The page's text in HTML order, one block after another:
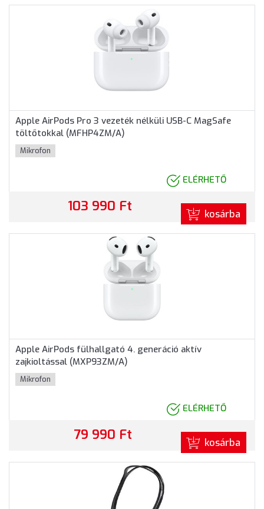
Apple AirPods Pro 3 vezeték nélküli USB-C MagSafe
töltőtokkal (MFHP4ZM/A)
Mikrofon
ELÉRHETŐ
103 990 Ft kosárba
Apple AirPods fülhallgató 4. generáció aktív
zajkioltással (MXP93ZM/A)
Mikrofon
ELÉRHETŐ
79 990 Ft kosárba